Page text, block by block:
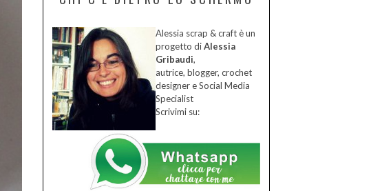
Alessia scrap & craft è un
progetto diAlessia
Gribaudi,
autrice, blogger, crochet
designer e Social Media
Specialist
Scrivimi su: